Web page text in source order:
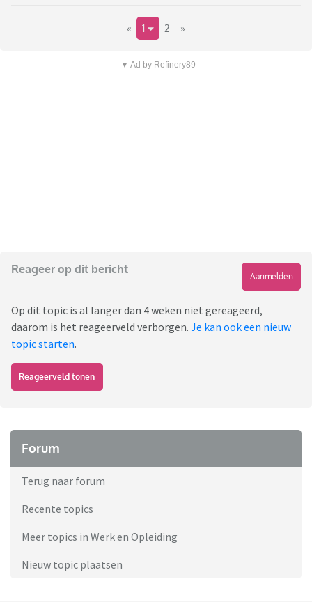
« 1 2 »
▼ Ad by Refinery89
Reageer op dit bericht
Aanmelden
Op dit topic is al langer dan 4 weken niet gereageerd,
daarom is het reageerveld verborgen. Je kan ook een nieuw
topic starten.
Reageerveld tonen
Forum
Terug naar forum
Recente topics
Meer topics in Werk en Opleiding
Nieuw topic plaatsen